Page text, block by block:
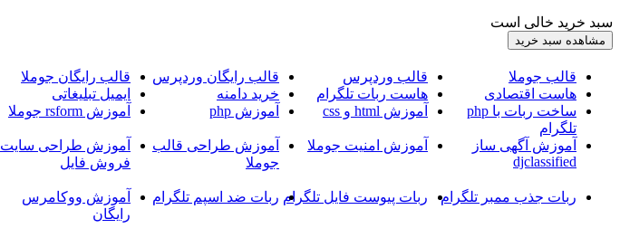
سبد خرید خالی است
قالب جوملا قالب وردپرس قالب رایگان وردپرس قالب رایگان جوملا
هاست اقتصادی
هاست ربات تلگرام خرید دامنه ایمیل تبلیغاتی
ساخت ربات با php
تلگرام
آموزش html و css آموزش php آموزش rsform جوملا
آموزش آگهی ساز
djclassified
آموزش امنیت جوملا
آموزش طراحی قالب
جوملا
آموزش طراحی سایت
فروش فایل
ربات جذب ممبر تلگرام
ربات پیوست فایل تلگرام ربات ضد اسپم تلگرام
آموزش ووکامرس
رایگان